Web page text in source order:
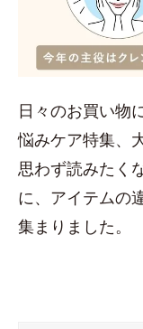
日々のお買い物
悩みケア特集、
思わず読みたく
に、アイテムの
集まりました。